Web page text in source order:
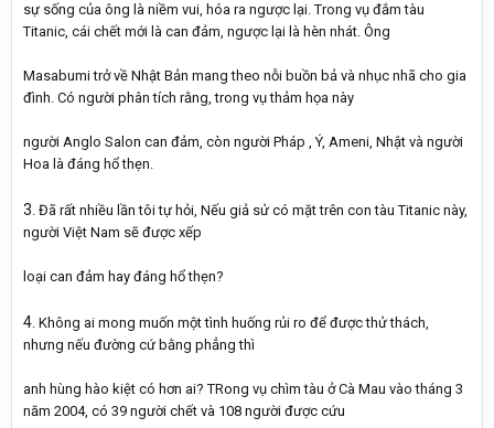
sự sống của ông là niềm vui, hóa ra ngược lại. Trong vụ đắm tàu
Titanic, cái chết mới là can đảm, ngược lại là hèn nhát. Ông
Masabumi trở về Nhật Bản mang theo nỗi buồn bả và nhục nhã cho gia
đình. Có người phân tích rằng, trong vụ thảm họa này
người Anglo Salon can đảm, còn người Pháp , Ý, Ameni, Nhật và người
Hoa là đáng hổ thẹn.
3. Đã rất nhiều lần tôi tự hỏi, Nếu giả sử có mặt trên con tàu Titanic này,
người Việt Nam sẽ được xếp
loại can đảm hay đáng hổ thẹn?
4. Không ai mong muốn một tình huống rủi ro để được thử thách,
nhưng nếu đường cứ bằng phẳng thì
anh hùng hào kiệt có hơn ai? TRong vụ chìm tàu ở Cà Mau vào tháng 3
năm 2004, có 39 người chết và 108 người được cứu